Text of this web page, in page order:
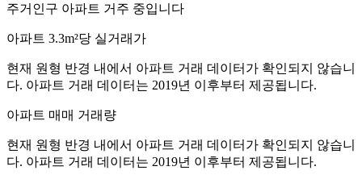
주거인구 아파트 거주 중입니다
아파트 3.3m²당 실거래가
현재 원형 반경 내에서 아파트 거래 데이터가 확인되지 않습니
다. 아파트 거래 데이터는 2019년 이후부터 제공됩니다.
아파트 매매 거래량
현재 원형 반경 내에서 아파트 거래 데이터가 확인되지 않습니
다. 아파트 거래 데이터는 2019년 이후부터 제공됩니다.